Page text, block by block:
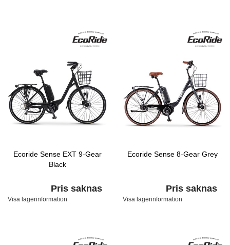
Ecoride Sense EXT 9-Gear
Black
Pris saknas
Visa lagerinformation
Ecoride Sense 8-Gear Grey
Pris saknas
Visa lagerinformation